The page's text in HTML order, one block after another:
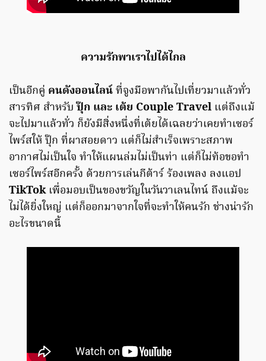
ความรักพาเราไปได้ไกล
เป็นอีกคู่ คนดังออนไลน์ที่จูงมือพากันไปเที่ยวมาแล้วทั่ว
สารทิศ สำหรับปุ๊ก และ เต้ย Couple Travel แต่ถึงแม้
จะไปมาแล้วทั่ว ก็ยังมีสิ่งหนึ่งที่เต้ยได้เฉลยว่าเคยทำเซอร์
ไพร์สให้ ปุ๊ก ที่ผาสอยดาว แต่ก็ไม่สำเร็จเพราะสภาพ
อากาศไม่เป็นใจ ทำให้แผนล่มไม่เป็นท่า แต่ก็ไม่ท้อขอทำ
เซอร์ไพร์สอีกครั้ง ด้วยการเล่นกีต้าร์ ร้องเพลง ลงแอป
TikTokเพื่อมอบเป็นของขวัญในวันวาเลนไทน์ ถึงแม้จะ
ไม่ได้ยิ่งใหญ่ แต่ก็ออกมาจากใจที่จะทำให้คนรัก ช่างน่ารัก
อะไรขนาดนี้